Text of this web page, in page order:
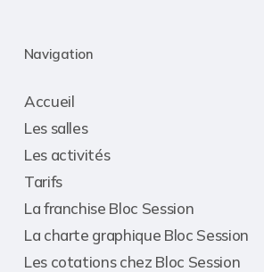
Navigation
Accueil
Les salles
Les activités
Tarifs
La franchise Bloc Session
La charte graphique Bloc Session
Les cotations chez Bloc Session